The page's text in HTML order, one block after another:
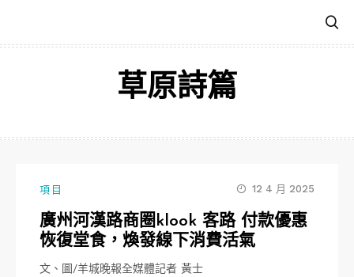
主
草原詩篇
項目 12 4 月 2025
廣州河漢路商圈klook 客路 付款優惠
恢復堂食，煥發線下消費活氣
文、圖/羊城晚報全媒體記者 黃士